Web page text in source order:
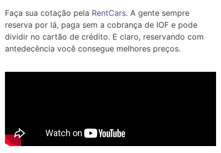
Faça sua cotação pela RentCars. A gente sempre
reserva por lá, paga sem a cobrança de IOF e pode
dividir no cartão de crédito. E claro, reservando com
antedecência você consegue melhores preços.